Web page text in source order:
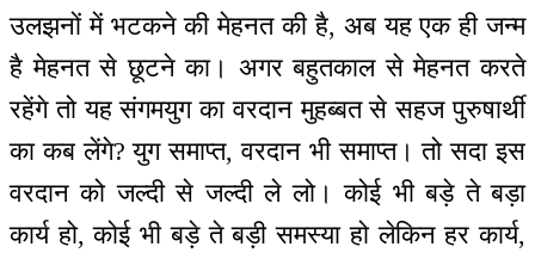
उलझनों में भटकने की मेहनत की है, अब यह एक ही जन्म
है मेहनत से छूटने का। अगर बहुतकाल से मेहनत करते
रहेंगे तो यह संगमयुग का वरदान मुहब्बत से सहज पुरुषार्थी
का कब लेंगे? युग समाप्त, वरदान भी समाप्त। तो सदा इस
वरदान को जल्दी से जल्दी ले लो। कोई भी बड़े ते बड़ा
कार्य हो, कोई भी बड़े ते बड़ी समस्या हो लेकिन हर कार्य,